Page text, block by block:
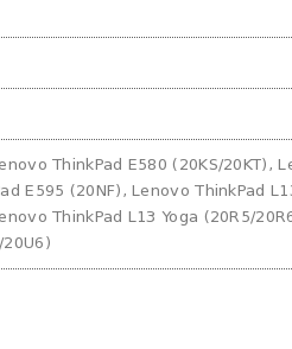
ThinkPad E580 (20KS/20KT),
E595 (20NF), Lenovo ThinkPad
ThinkPad L13 Yoga (20R5/